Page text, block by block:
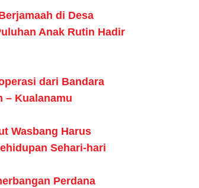
di Desa
Anak Rutin Hadir
dari Bandara
– Kualanamu
Wasbang Harus
Sehari-hari
Perdana